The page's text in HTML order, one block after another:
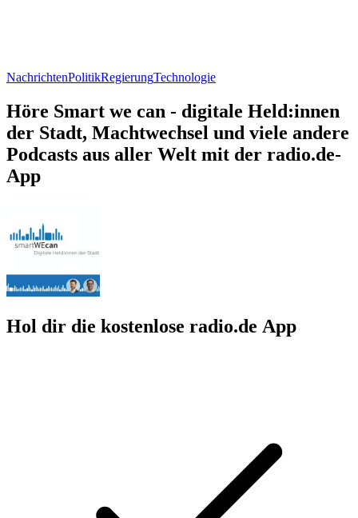
NachrichtenPolitikRegierungTechnologie
Höre Smart we can - digitale Held:innen
der Stadt, Machtwechsel und viele andere
Podcasts aus aller Welt mit der radio.de-
App
Hol dir die kostenlose radio.de App